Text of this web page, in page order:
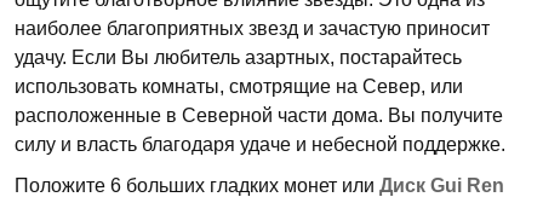
наиболее благоприятных звезд и зачастую приносит
удачу. Если Вы любитель азартных, постарайтесь
использовать комнаты, смотрящие на Север, или
расположенные в Северной части дома. Вы получите
силу и власть благодаря удаче и небесной поддержке.
Положите 6 больших гладких монет или Диск Gui Ren